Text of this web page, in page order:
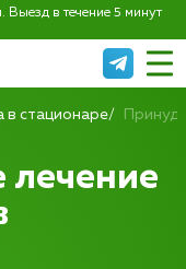
Выезд в течение 5 минут
в стационаре
лечение